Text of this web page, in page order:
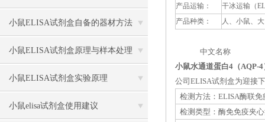
骤，以下有详细说明
小鼠ELISA试剂盒自备的器材方法
小鼠ELISA试剂盒原理与样本处理
小鼠ELISA试剂盒实验原理
小鼠elisa试剂盒使用建议
产品运输：
干冰运输（
产品种类：
人、小鼠、
中文名称 英
小鼠水通道蛋白4（AQP-
公司ELISA试剂盒为迎接
检测方法：ELISA酶联免
检测类型：酶免免疫夹